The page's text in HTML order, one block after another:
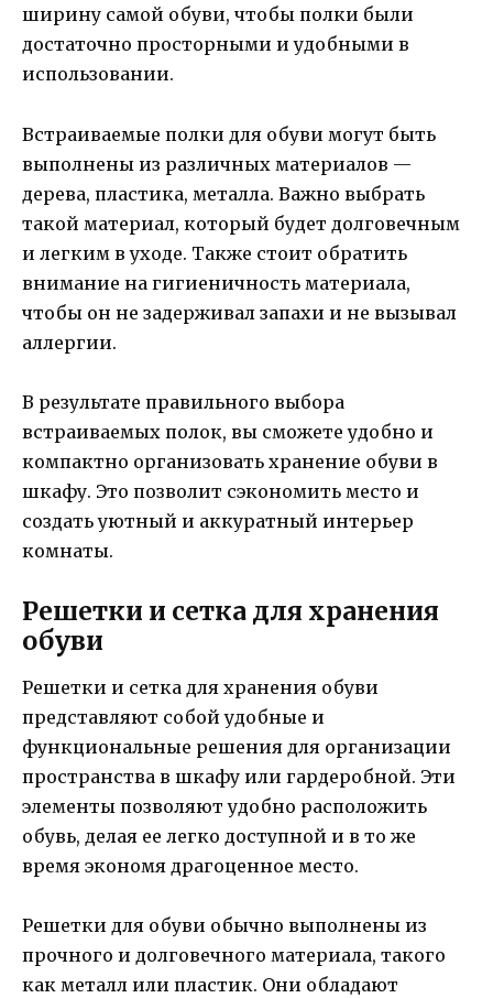
ширину самой обуви, чтобы полки были
достаточно просторными и удобными в
использовании.
Встраиваемые полки для обуви могут быть
выполнены из различных материалов —
дерева, пластика, металла. Важно выбрать
такой материал, который будет долговечным
и легким в уходе. Также стоит обратить
внимание на гигиеничность материала,
чтобы он не задерживал запахи и не вызывал
аллергии.
В результате правильного выбора
встраиваемых полок, вы сможете удобно и
компактно организовать хранение обуви в
шкафу. Это позволит сэкономить место и
создать уютный и аккуратный интерьер
комнаты.
Решетки и сетка для хранения
обуви
Решетки и сетка для хранения обуви
представляют собой удобные и
функциональные решения для организации
пространства в шкафу или гардеробной. Эти
элементы позволяют удобно расположить
обувь, делая ее легко доступной и в то же
время экономя драгоценное место.
Решетки для обуви обычно выполнены из
прочного и долговечного материала, такого
как металл или пластик. Они обладают